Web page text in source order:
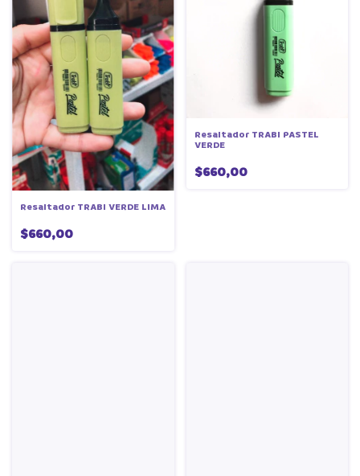
Resaltador TRABI VERDE LIMA
$660,00
Resaltador TRABI PASTEL
VERDE
$660,00